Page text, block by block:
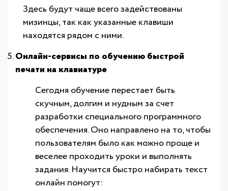
Здесь будут чаще всего задействованы
мизинцы, так как указанные клавиши
находятся рядом с ними.
Онлайн-сервисы по обучению быстрой
печати на клавиатуре
Сегодня обучение перестает быть
скучным, долгим и нудным за счет
разработки специального программного
обеспечения. Оно направлено на то, чтобы
пользователям было как можно проще и
веселее проходить уроки и выполнять
задания. Научится быстро набирать текст
онлайн помогут: